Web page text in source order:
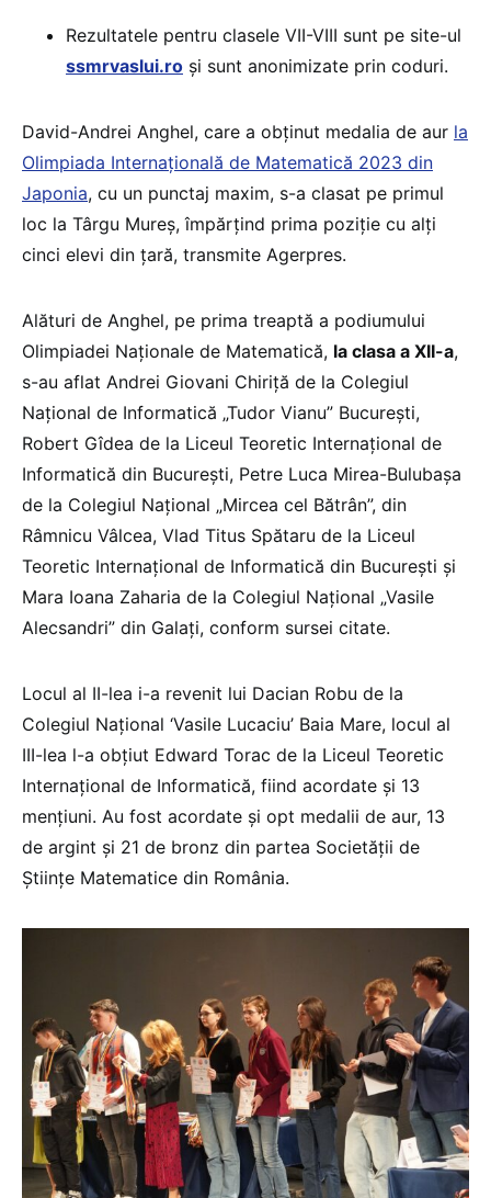
Rezultatele pentru clasele VII-VIII sunt pe site-ul
ssmrvaslui.ro și sunt anonimizate prin coduri.
David-Andrei Anghel, care a obținut medalia de aur la
Olimpiada Internațională de Matematică 2023 din
Japonia, cu un punctaj maxim, s-a clasat pe primul
loc la Târgu Mureş, împărţind prima poziţie cu alţi
cinci elevi din ţară, transmite Agerpres.
Alături de Anghel, pe prima treaptă a podiumului
Olimpiadei Naţionale de Matematică, la clasa a XII-a,
s-au aflat Andrei Giovani Chiriţă de la Colegiul
Naţional de Informatică „Tudor Vianu” Bucureşti,
Robert Gîdea de la Liceul Teoretic Internaţional de
Informatică din Bucureşti, Petre Luca Mirea-Bulubaşa
de la Colegiul Naţional „Mircea cel Bătrân”, din
Râmnicu Vâlcea, Vlad Titus Spătaru de la Liceul
Teoretic Internaţional de Informatică din Bucureşti şi
Mara Ioana Zaharia de la Colegiul Naţional „Vasile
Alecsandri” din Galaţi, conform sursei citate.
Locul al II-lea i-a revenit lui Dacian Robu de la
Colegiul Naţional ‘Vasile Lucaciu’ Baia Mare, locul al
III-lea l-a obţiut Edward Torac de la Liceul Teoretic
Internaţional de Informatică, fiind acordate şi 13
menţiuni. Au fost acordate și opt medalii de aur, 13
de argint şi 21 de bronz din partea Societăţii de
Ştiinţe Matematice din România.